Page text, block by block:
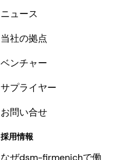
ニュース
当社の拠点
ベンチャー
サプライヤー
お問い合せ
採用情報
なぜdsm-firmenichで働